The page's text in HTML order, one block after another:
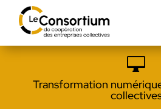

Transformation